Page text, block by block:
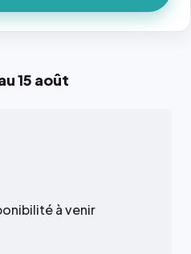
15 août
à venir